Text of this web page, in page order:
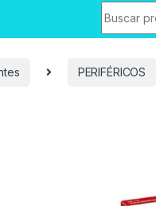
PERIFÉRICOS